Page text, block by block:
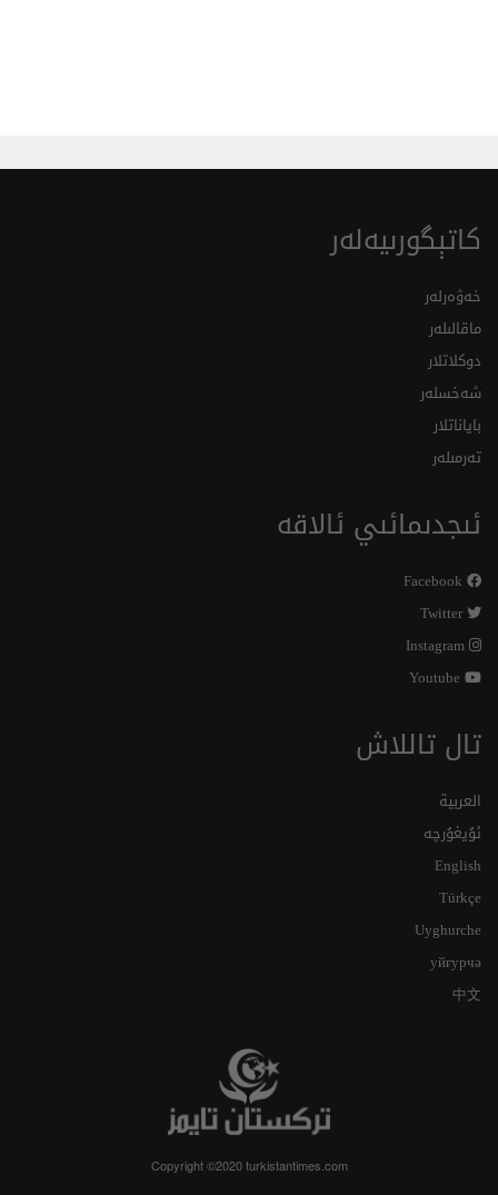
كاتېگورىيەلەر
خەۋەرلەر
ماقالىلەر
دوكلاتلار
شەخسلەر
باياناتلار
تەرمىلەر
ئىجدىمائىي ئالاقە
تال تاللاش
العربية
ئۇيغۇرچە
English
Türkçe
Uyghurche
уйғурчә
中文
Copyright ©2020 turkistantimes.com